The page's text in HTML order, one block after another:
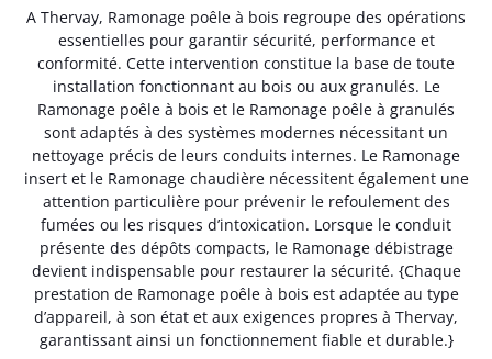
A Thervay, Ramonage poêle à bois regroupe des opérations
essentielles pour garantir sécurité, performance et
conformité. Cette intervention constitue la base de toute
installation fonctionnant au bois ou aux granulés. Le
Ramonage poêle à bois et le Ramonage poêle à granulés
sont adaptés à des systèmes modernes nécessitant un
nettoyage précis de leurs conduits internes. Le Ramonage
insert et le Ramonage chaudière nécessitent également une
attention particulière pour prévenir le refoulement des
fumées ou les risques d’intoxication. Lorsque le conduit
présente des dépôts compacts, le Ramonage débistrage
devient indispensable pour restaurer la sécurité. {Chaque
prestation de Ramonage poêle à bois est adaptée au type
d’appareil, à son état et aux exigences propres à Thervay,
garantissant ainsi un fonctionnement fiable et durable.}